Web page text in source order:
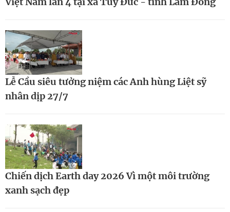
Lễ Cầu siêu tưởng niệm các Anh hùng Liệt sỹ
nhân dịp 27/7
Chiến dịch Earth day 2026 Vì một môi trường
xanh sạch đẹp